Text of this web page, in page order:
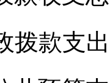
拨款支